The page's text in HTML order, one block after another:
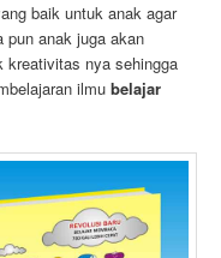
baik untuk anak agar
pun anak juga akan
kreativitas nya sehingga
ilmubelajar